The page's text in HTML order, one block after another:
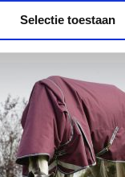
Selectie toestaan